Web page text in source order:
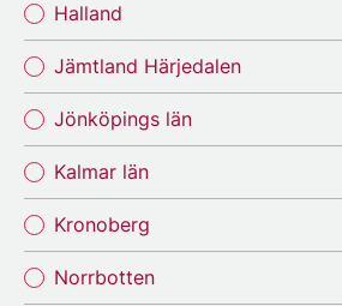
Halland
Jämtland Härjedalen
Jönköpings län
Kalmar län
Kronoberg
Norrbotten